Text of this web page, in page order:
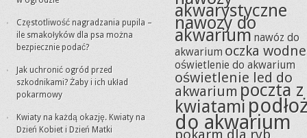
Częstotliwość nagradzania pupila –
ile smakołyków dla psa można
bezpiecznie podać?
Jak uchronić ogród przed
szkodnikami? Żaby i ich układ
pokarmowy
Kwiaty na każdą okazję. Kwiaty na
Dzień Kobiet i Dzień Matki
akwarystyczne
nawozy do
akwarium nawóz do
akwarium oczka wodne
oświetlenie do akwarium
oświetlenie led do
akwarium poczta z
kwiatami
do akwarium
pokarm dla ryb